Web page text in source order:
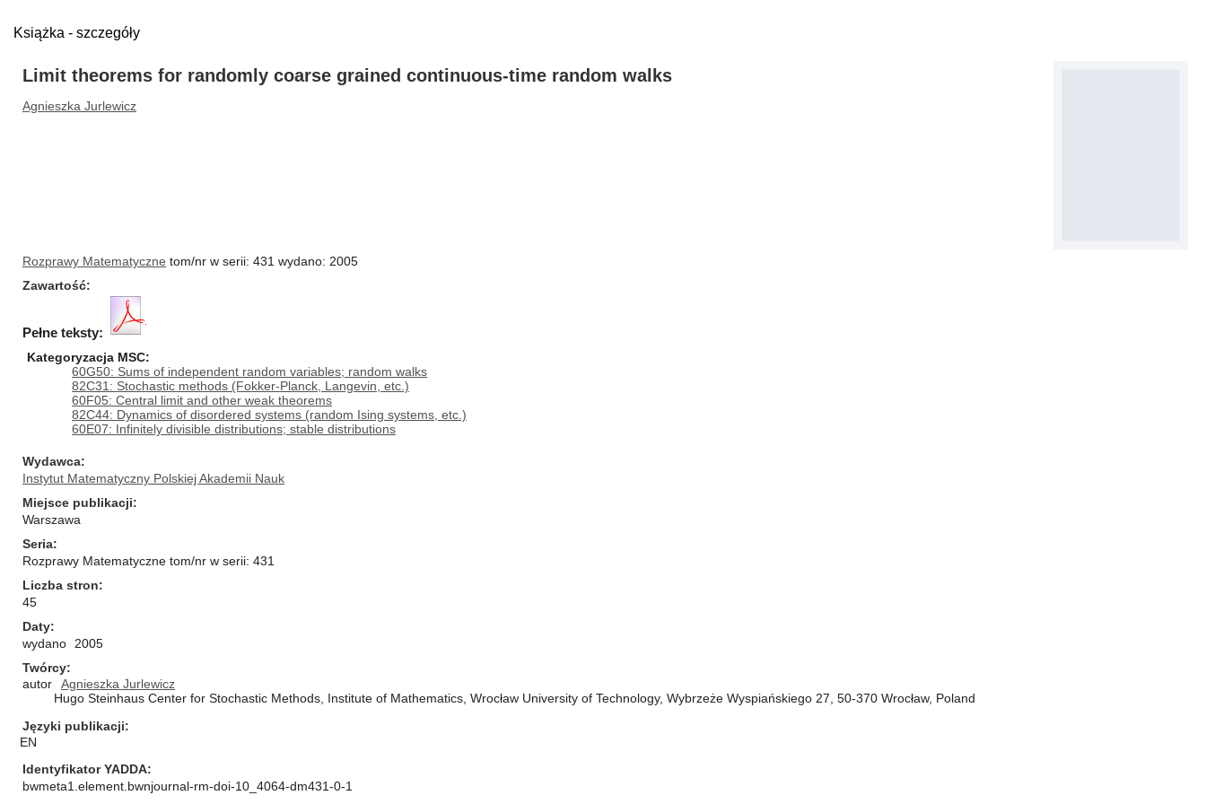
Książka - szczegóły
Limit theorems for randomly coarse grained continuous-time random walks
Agnieszka Jurlewicz
Rozprawy Matematyczne tom/nr w serii: 431 wydano: 2005
Zawartość
Pełne teksty:
Kategoryzacja MSC:
60G50: Sums of independent random variables; random walks
82C31: Stochastic methods (Fokker-Planck, Langevin, etc.)
60F05: Central limit and other weak theorems
82C44: Dynamics of disordered systems (random Ising systems, etc.)
60E07: Infinitely divisible distributions; stable distributions
Wydawca
Instytut Matematyczny Polskiej Akademii Nauk
Miejsce publikacji
Warszawa
Seria
Rozprawy Matematyczne tom/nr w serii: 431
Liczba stron
45
Daty
wydano
2005
Twórcy
autor
Agnieszka Jurlewicz
Hugo Steinhaus Center for Stochastic Methods, Institute of Mathematics, Wrocław University of Technology, Wybrzeże Wyspiańskiego 27, 50-370 Wrocław, Poland
Języki publikacji
EN
Identyfikator YADDA
bwmeta1.element.bwnjournal-rm-doi-10_4064-dm431-0-1